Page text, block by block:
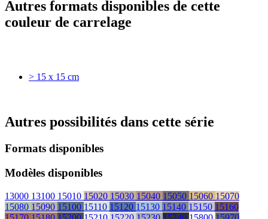
Autres formats disponibles de cette
couleur de carrelage
> 15 x 15 cm
Autres possibilités dans cette série
Formats disponibles
Modèles disponibles
13000 13100 15010 15020 15030 15040 15050 15060 15070
15080 15090 15100 15110 15120 15130 15140 15150 15160